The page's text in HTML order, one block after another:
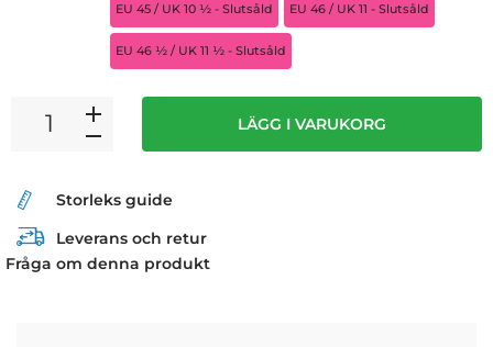
EU 45 / UK 10 ½ - Slutsåld EU 46 / UK 11 - Slutsåld
EU 46 ½ / UK 11 ½ - Slutsåld
LÄGG I VARUKORG
Storleks guide
Leverans och retur
Fråga om denna produkt